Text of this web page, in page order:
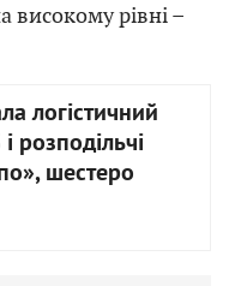
високому рівні –
логістичний
розподільчі
шестеро